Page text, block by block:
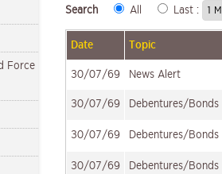
Force
Search
All Last :
Date
Topic
30/07/69 News Alert
30/07/69 Debentures/Bonds
30/07/69 Debentures/Bonds
30/07/69 Debentures/Bonds